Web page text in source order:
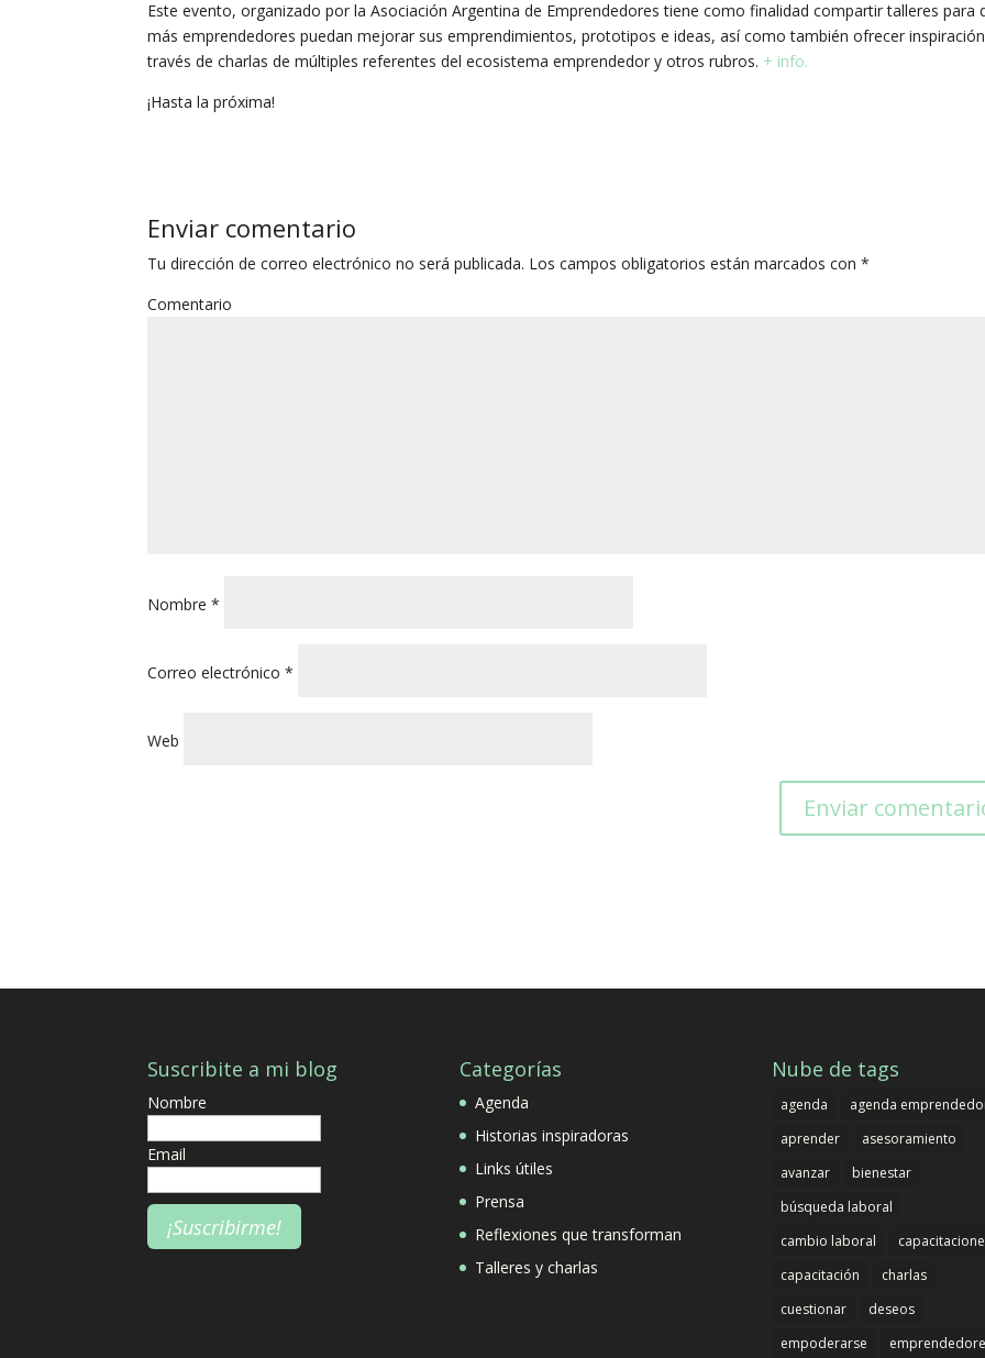
Este evento, organizado por la Asociación Argentina de Emprendedores tiene como finalidad compartir talleres para
más emprendedores puedan mejorar sus emprendimientos, prototipos e ideas, así como también ofrecer
través de charlas de múltiples referentes del ecosistema emprendedor y otros rubros. + info.
¡Hasta la próxima!
Enviar comentario
Tu dirección de correo electrónico no será publicada. Los campos obligatorios están marcados con*
Comentario
Nombre*
Correo electrónico*
Web
Suscribite a mi blog
Nombre
Email
Categorías
Agenda
Historias inspiradoras
Links útiles
Prensa
Reflexiones que transforman
Talleres y charlas
Nube de tags
agenda
agenda
aprender
asesoramiento
avanzar
bienestar
búsqueda laboral
cambio laboral
capacitación
charlas
cuestionar
deseos
empoderarse